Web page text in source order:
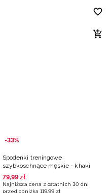
-33%
Spodenki treningowe
szybkoschnące męskie - khaki
79,99 zł
Najniższa cena z ostatnich 30 dni
przed obniżką 119,99 zł